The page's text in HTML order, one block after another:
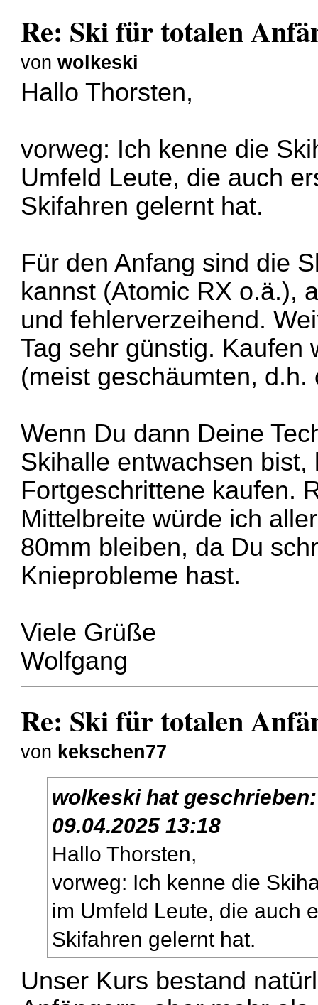
Re: Ski für totalen
vonwolkeski
Hallo Thorsten,
vorweg: Ich kenne die
Umfeld Leute, die auch
Skifahren gelernt hat.
Für den Anfang sind die
kannst (Atomic RX o.ä.),
und fehlerverzeihend.
Tag sehr günstig. Kaufen
(meist geschäumten,
Wenn Du dann Deine
Skihalle entwachsen
Fortgeschrittene kaufen.
Mittelbreite würde ich
80mm bleiben, da Du
Knieprobleme hast.
Viele Grüße
Wolfgang
Re: Ski für totalen
von kekschen77
wolkeskihat
09.04.2025 13:18
Hallo Thorsten,
vorweg: Ich kenne die
im Umfeld Leute, die auch
Skifahren gelernt hat.
Unser Kurs bestand